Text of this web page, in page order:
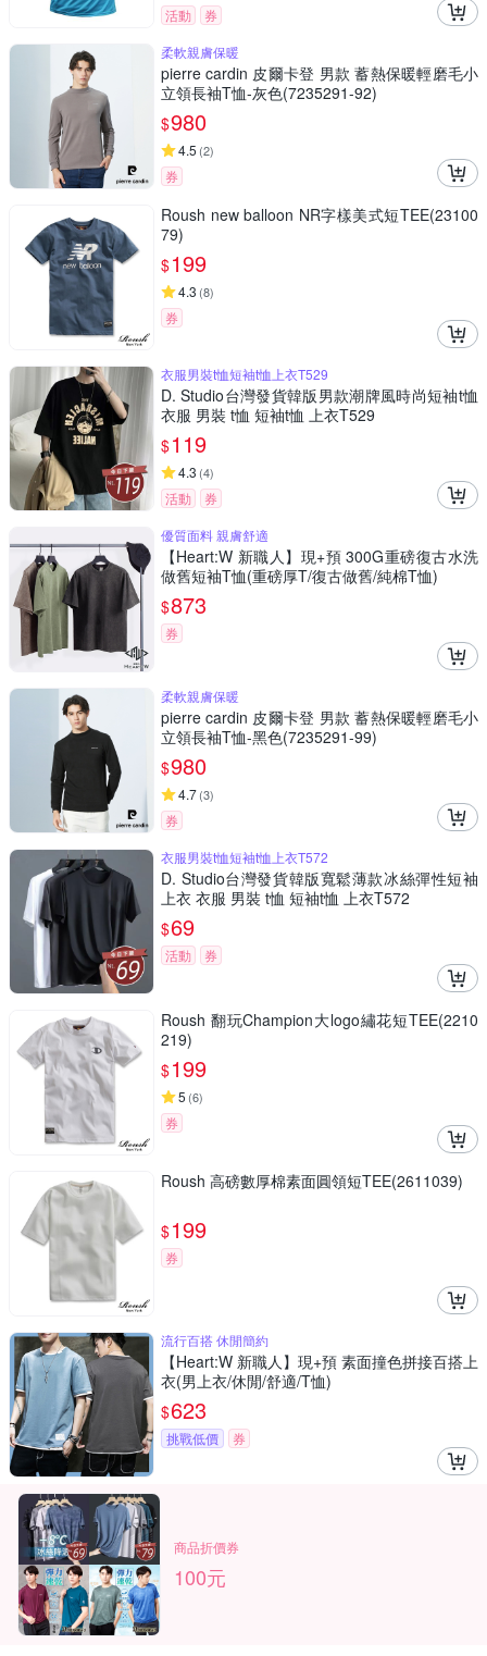
活動
券
柔軟親膚保暖
pierre cardin 皮爾卡登 男款 蓄熱保暖輕磨毛小
立領長袖T恤-灰色(7235291-92)
$980
4.5 (2)
券
Roush new balloon NR字樣美式短TEE(23100
79)
$199
4.3 (8)
券
衣服男裝t恤短袖t恤上衣T529
D. Studio台灣發貨韓版男款潮牌風時尚短袖t恤
衣服 男裝 t恤 短袖t恤 上衣T529
$119
4.3 (4)
活動
券
優質面料 親膚舒適
【Heart:W 新職人】現+預 300G重磅復古水洗
做舊短袖T恤(重磅厚T/復古做舊/純棉T恤)
$873
券
柔軟親膚保暖
pierre cardin 皮爾卡登 男款 蓄熱保暖輕磨毛小
立領長袖T恤-黑色(7235291-99)
$980
4.7(3)
券
衣服男裝t恤短袖t恤上衣T572
D. Studio台灣發貨韓版寬鬆薄款冰絲彈性短袖
上衣 衣服 男裝 t恤 短袖t恤 上衣T572
$69
活動 券
Roush 翻玩Champion大logo繡花短TEE(2210
219)
$199
5 (6)
券
Roush 高磅數厚棉素面圓領短TEE(2611039)
$199
券
流行百搭 休閒簡約
【Heart:W 新職人】現+預 素面撞色拼接百搭上
衣(男上衣/休閒/舒適/T恤)
$623
挑戰低價 券
商品折價券
100元